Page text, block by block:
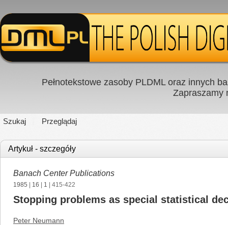
Pełnotekstowe zasoby PLDML oraz innych
Zapraszamy
Szukaj Przeglądaj
Artykuł - szczegóły
Banach Center Publications
1985 16 1 | 415-422
Stopping problems as special statistical
Peter Neumann